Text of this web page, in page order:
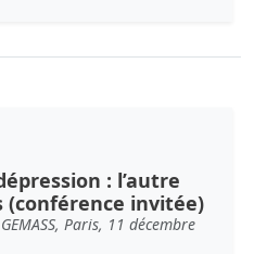
: l’autre
invitée)
Paris, 11 décembre